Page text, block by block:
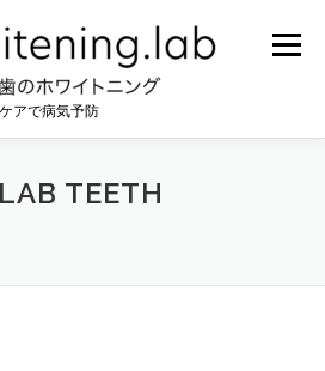
アで病気予防
メニュー
TEETH